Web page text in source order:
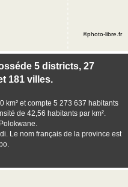
5 districts, 27
181 villes.
km² et compte 5 273 637 habitants
de 42,56 habitants par km².
Le nom français de la province est
©photo-libre.fr